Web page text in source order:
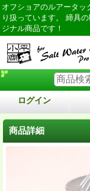
オフショアのルアータッ
り扱っています。 締具
ジナル商品です！
ログイン
商品詳細